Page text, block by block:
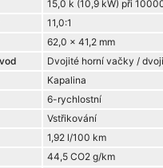
15,0 k (10,9 kW) při
11,0:1
62,0 x 41,2 mm
Dvojité horní vačky /
Kapalina
6-rychlostní
Vstřikování
1,92 l/100 km
44,5 CO2 g/km